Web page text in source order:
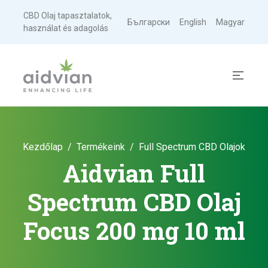
CBD Olaj tapasztalatok,
használat és adagolás
Български English Magyar
Kezdőlap Termékeink Full Spectrum CBD Olajok
Aidvian Full
Spectrum CBD Olaj
Focus 200 mg 10 ml